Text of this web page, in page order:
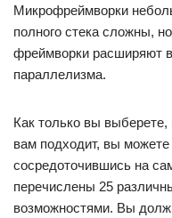
Микрофреймворки
полного стека сложны,
фреймворки расширяют
параллелизма.
Как только вы
вам подходит, вы
сосредоточившись на
перечислены 25
возможностями. Вы